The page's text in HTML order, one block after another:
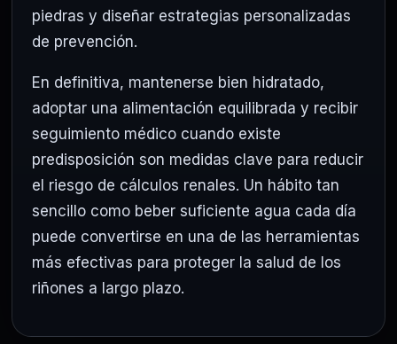
piedras y diseñar estrategias personalizadas
de prevención.
En definitiva, mantenerse bien hidratado,
adoptar una alimentación equilibrada y recibir
seguimiento médico cuando existe
predisposición son medidas clave para reducir
el riesgo de cálculos renales. Un hábito tan
sencillo como beber suficiente agua cada día
puede convertirse en una de las herramientas
más efectivas para proteger la salud de los
riñones a largo plazo.